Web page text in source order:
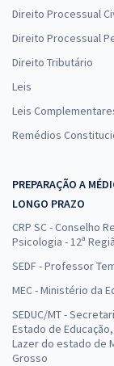
Direito Processual
Direito Processual
Direito Tributário
Leis
Leis
Remédios
PREPARAÇÃO A
LONGO PRAZO
CRP SC - Conselho
Psicologia - 12ª
SEDF - Professor
MEC - Ministério da
SEDUC/MT -
Estado de
Lazer do estado de
Grosso